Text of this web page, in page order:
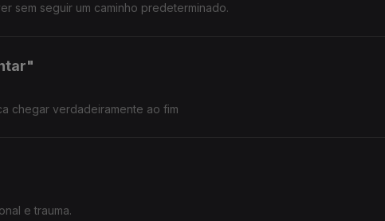
sem seguir um caminho predeterminado.
chegar verdadeiramente ao fim
e trauma.